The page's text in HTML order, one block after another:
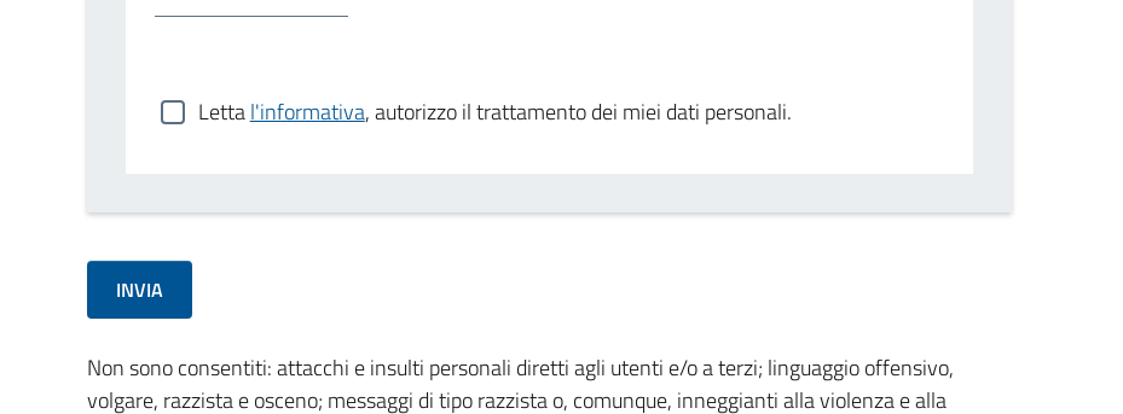
Lettal'informativa, autorizzo il trattamento dei miei dati personali.
Non sono consentiti: attacchi e insulti personali diretti agli utenti e/o a terzi; linguaggio offensivo,
volgare, razzista e osceno; messaggi di tipo razzista o, comunque, inneggianti alla violenza e alla